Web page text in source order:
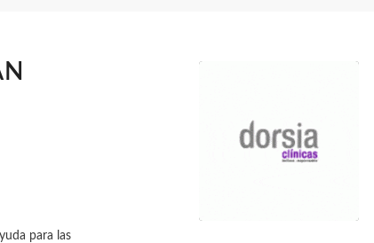
para las